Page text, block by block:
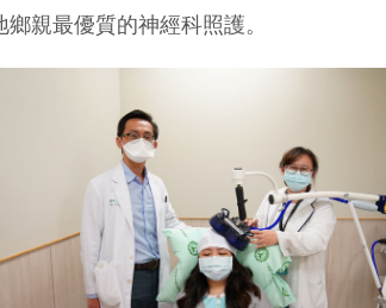
鄉親最優質的神經科照護。